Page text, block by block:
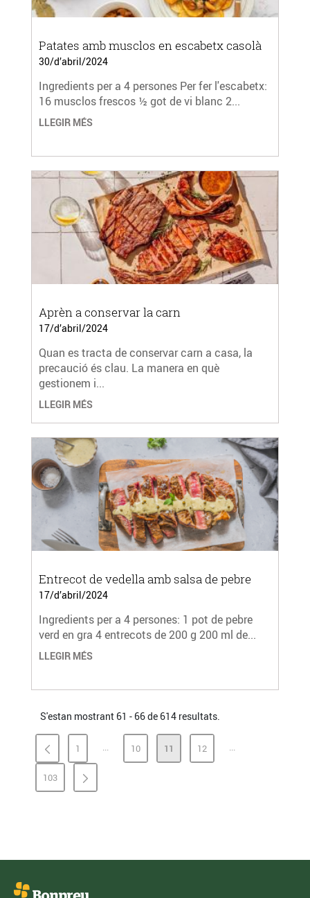
Patates amb musclos en escabetx casolà
30/d’abril/2024
Ingredients per a 4 persones Per fer l'escabetx:
16 musclos frescos ½ got de vi blanc 2...
LLEGIR MÉS
Aprèn a conservar la carn
17/d’abril/2024
Quan es tracta de conservar carn a casa, la
precaució és clau. La manera en què
gestionem i...
LLEGIR MÉS
Entrecot de vedella amb salsa de pebre
17/d’abril/2024
Ingredients per a 4 persones: 1 pot de pebre
verd en gra 4 entrecots de 200 g 200 ml de...
LLEGIR MÉS
S'estan mostrant 61 - 66 de 614 resultats.
PÀGINA
1 ...PÀGINES INTERMÈDIES
PÀGINA
10 PÀGINA
11 PÀGINA
12 ...PÀGINES
PÀGINA
103